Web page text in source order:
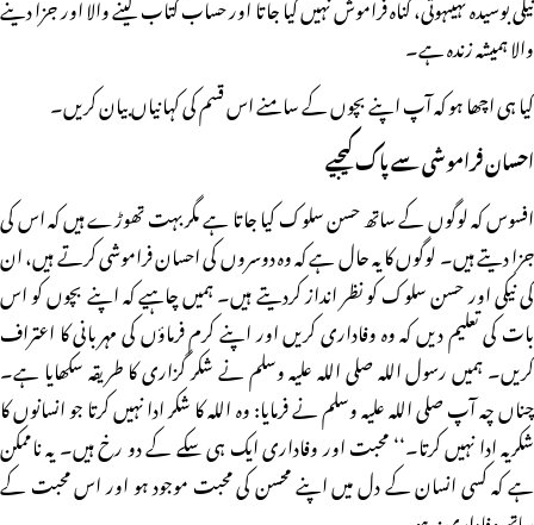
والا ہمیشہ زندہ ہے۔
کیا ہی اچھا ہو کہ آپ اپنے بچوں کے سامنے اس قسم کی کہانیاں بیان کریں۔
احسان فرامــوشی سے پاک کیجیے
افسوس کہ لوگوں کے ساتھ حسن سلوک کیا جاتا ہے مگر بہت تھوڑے ہیں کہ اس کی
جزا دیتے ہیں۔ لوگوں کا یہ حال ہے کہ وہ دوسروں کی احسان فراموشی کرتے ہیں، ان
کی نیکی اور حسن سلوک کو نظر انداز کردیتے ہیں۔ ہمیں چاہیے کہ اپنے بچوں کو اس
بات کی تعلیم دیں کہ وہ وفاداری کریں اور اپنے کرم فرماؤں کی مہربانی کا اعتراف
کریں۔ ہمیں رسول اللہ صلی اللہ علیہ وسلم نے شکر گزاری کا طریقہ سکھایا ہے۔
چناں چہ آپ صلی اللہ علیہ وسلم نے فرمایا: وہ اللہ کا شکر ادا نہیں کرتا جو انسانوں کا
شکریہ ادا نہیں کرتا۔‘‘ محبت اور وفاداری ایک ہی سکے کے دو رخ ہیں۔ یہ ناممکن
ہے کہ کسی انسان کے دل میں اپنے محسن کی محبت موجود ہو اور اس محبت کے